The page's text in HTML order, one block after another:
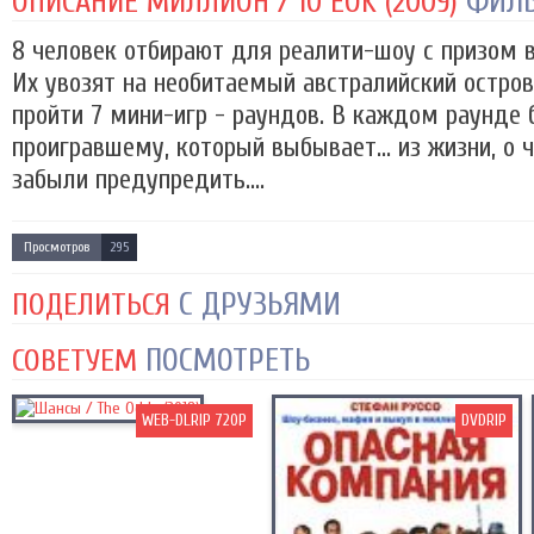
8 человек отбирают для реалити-шоу с призом
Их увозят на необитаемый австралийский
пройти 7 мини-игр - раундов. В каждом раунде
проигравшему, который выбывает... из жизни, о
забыли предупредить....
Просмотров 295
ПОДЕЛИТЬСЯ С ДРУЗЬЯМИ
СОВЕТУЕМ ПОСМОТРЕТЬ
WEB-DLRIP 720P DVDRIP